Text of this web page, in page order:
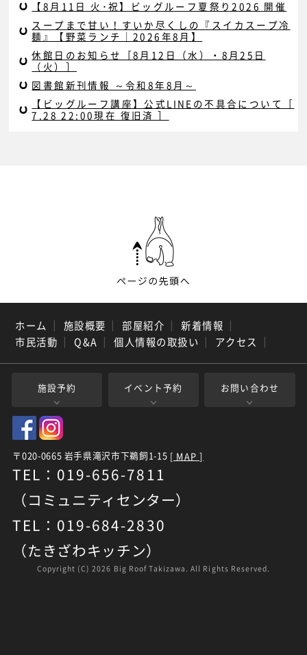
【8月11日 火･祝】ビッグルーフ夏祭り2026 開催
スープまで甘い！すいか尽くしの『スイカスープ冷
麺』【野菜ランチ｜2026年8月】
休館日のお知らせ［8月12日（水）・8月25日
（火）］
図書館新刊情報 ～令和8年8月～
【ビッグルーフ講座】公式LINEの不具合について［
7.28 22:00現在 復旧済 ］
ホーム ｜ 施設概要 ｜ 部屋紹介 ｜ 新着情報 ｜
市民活動 ｜ Q&A ｜ 個人情報の取扱い ｜ アクセス ｜
施設予約 イベント予約 お問い合わせ
〒020-0665 岩手県滝沢市下鵜飼1-15 [ MAP ]
TEL：019-656-7811
（コミュニティセンター）
TEL：019-684-2830
（たきざわキッチン）
Copyright (C)2026 Big Roof Takizawa. All Rights Reserved.